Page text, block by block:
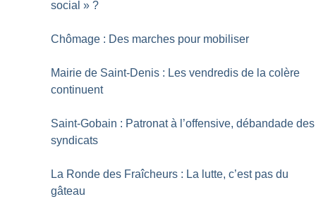
social » ?
Chômage : Des marches pour mobiliser
Mairie de Saint-Denis : Les vendredis de la colère
continuent
Saint-Gobain : Patronat à l’offensive, débandade des
syndicats
La Ronde des Fraîcheurs : La lutte, c’est pas du
gâteau